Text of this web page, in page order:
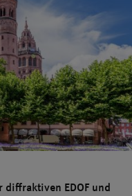
EDOF und